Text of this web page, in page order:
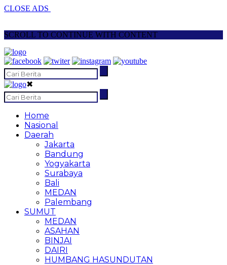
CLOSE ADS
SCROLL TO CONTINUE WITH CONTENT
✖
Home
Nasional
Daerah
Jakarta
Bandung
Yogyakarta
Surabaya
Bali
MEDAN
Palembang
SUMUT
MEDAN
ASAHAN
BINJAI
DAIRI
HUMBANG HASUNDUTAN